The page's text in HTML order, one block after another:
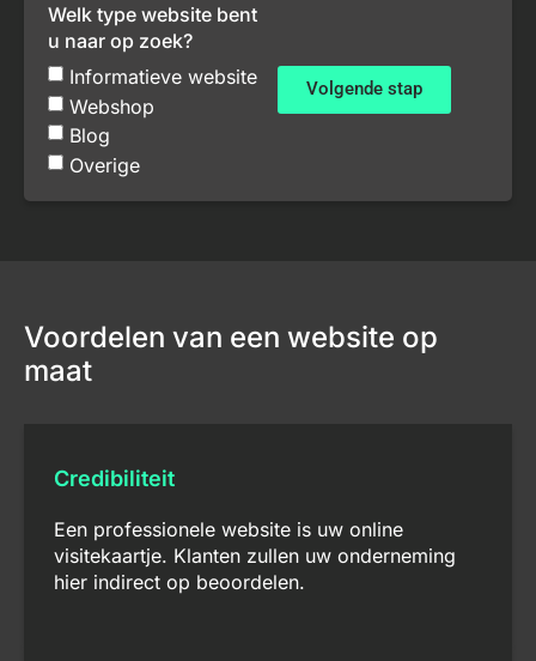
Welk type website bent
u naar op zoek?
Informatieve website
Webshop
Blog
Overige
Volgende stap
Voordelen van een website op
maat
Credibiliteit
Een professionele website is uw online
visitekaartje. Klanten zullen uw onderneming
hier indirect op beoordelen.